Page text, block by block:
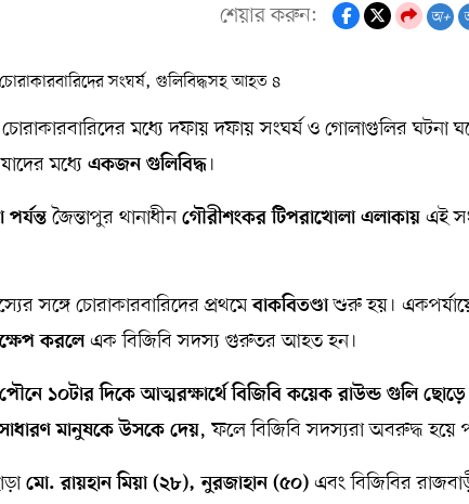
শেয়ার করুন: অ+
মধ্যে দফায় দফায় সংঘর্ষ ও গোলাগুলির ঘটনা
মধ্যে একজন গুলিবিদ্ধ।
জৈন্তাপুর থানাধীন গৌরীশংকর টিপরাখোলা এলাকায় এই
সঙ্গে চোরাকারবারিদের প্রথমেবাকবিতণ্ডাশুরু হয়।
করলেএক বিজিবি সদস্য গুরুতর আহত হন।
পৌনে ১০টার দিকে আত্মরক্ষার্থে বিজিবি কয়েক রাউন্ড গুলি ছোড়ে
মানুষকে উসকে দেয়, ফলে বিজিবি সদস্যরা অবরুদ্ধ হয়ে
মো. রায়হান মিয়া (২৮), নুরজাহান (৫০) এবং বিজিবির